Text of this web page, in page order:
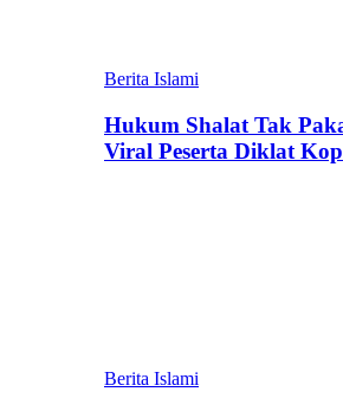
Berita Islami
Hukum Shalat Tak
Viral Peserta Diklat
Berita Islami